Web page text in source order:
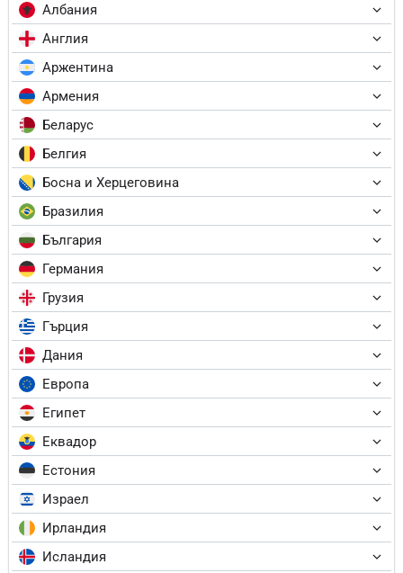
Албания
Англия
Аржентина
Армения
Беларус
Белгия
Босна и Херцеговина
Бразилия
България
Германия
Грузия
Гърция
Дания
Европа
Египет
Еквадор
Естония
Израел
Ирландия
Исландия